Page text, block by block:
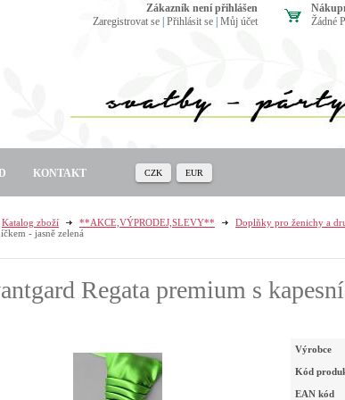
Katalog zboží **AKCE,VÝPRODEJ,SLEVY** Doplňky pro ženichy a
- jasně zelená
Regata premium s
Výrobce
Kód
EAN kód
Žádné
zákazník není přihlášen
Zaregistrovat se Přihlásit se Můj účet
KONTAKT CZK EUR